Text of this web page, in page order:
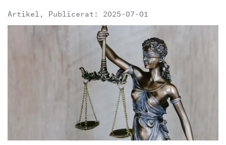
Artikel, Publicerat: 2025-07-01